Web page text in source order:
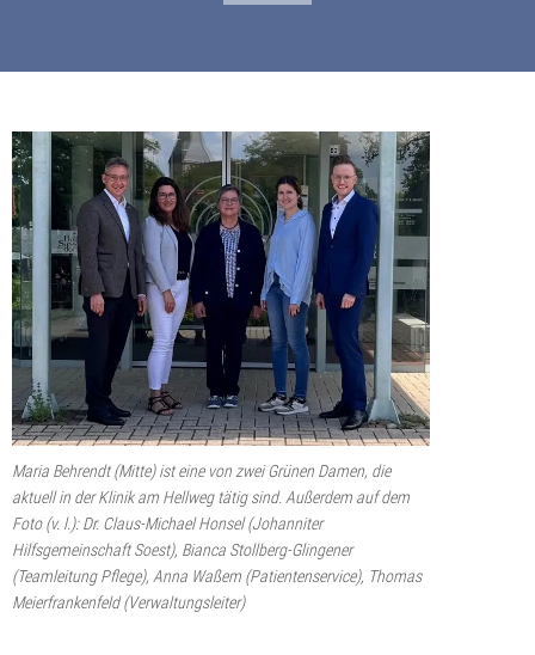
Maria Behrendt (Mitte) ist eine von zwei Grünen Damen, die
aktuell in der Klinik am Hellweg tätig sind. Außerdem auf dem
Foto (v. l.): Dr. Claus-Michael Honsel (Johanniter
Hilfsgemeinschaft Soest), Bianca Stollberg-Glingener
(Teamleitung Pflege), Anna Waßem (Patientenservice), Thomas
Meierfrankenfeld (Verwaltungsleiter)